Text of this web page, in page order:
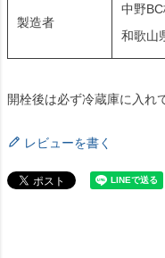
製造者
中野
和歌山
開栓後は必ず冷蔵庫に入れ
レビューを書く